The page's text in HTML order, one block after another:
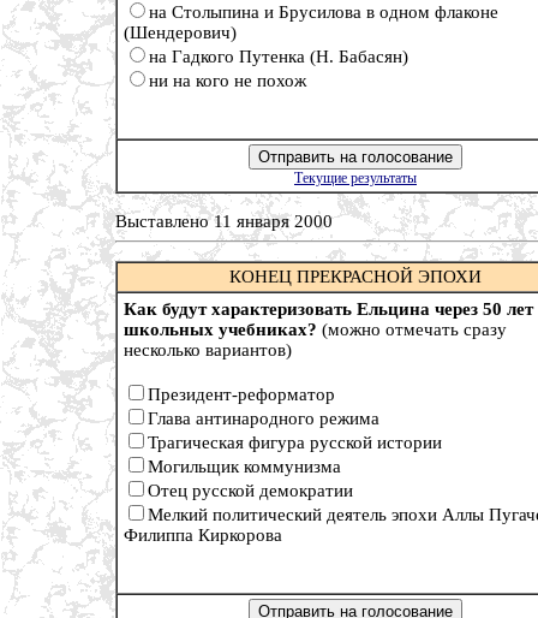
на Столыпина и Брусилова в одном флаконе
(Шендерович)
на Гадкого Путенка (Н. Бабасян)
ни на кого не похож
Текущие результаты
Выставлено 11 января 2000
КОНЕЦ ПРЕКРАСНОЙ ЭПОХИ
Как будут характеризовать Ельцина через 50 лет
школьных учебниках? (можно отмечать сразу
несколько вариантов)
Президент-реформатор
Глава антинародного режима
Трагическая фигура русской истории
Могильщик коммунизма
Отец русской демократии
Мелкий политический деятель эпохи Аллы
Филиппа Киркорова